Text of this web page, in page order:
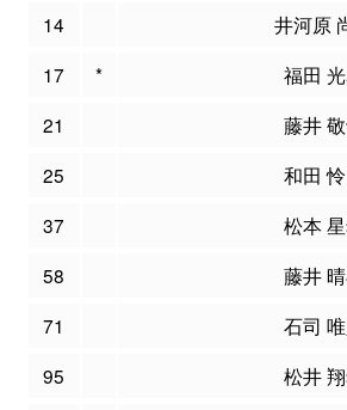
14
井河原
17
*
福田
21
藤井
25
和田
37
松本
58
藤井
71
石司 唯
95
松井